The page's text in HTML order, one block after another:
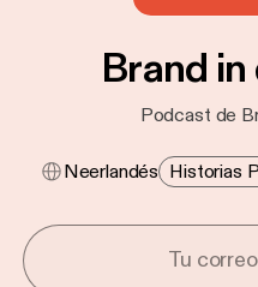
Brand in
Podcast de
Neerlandés Historias